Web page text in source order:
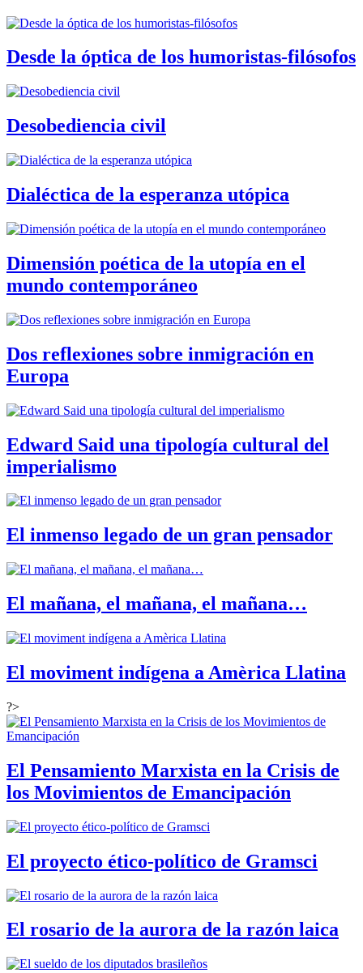
Desde la óptica de los humoristas-filósofos
Desobediencia civil
Dialéctica de la esperanza utópica
Dimensión poética de la utopía en el
mundo contemporáneo
Dos reflexiones sobre inmigración en
Europa
Edward Said una tipología cultural del
imperialismo
El inmenso legado de un gran pensador
El mañana, el mañana, el mañana…
El moviment indígena a Amèrica Llatina
?>
El Pensamiento Marxista en la Crisis de
los Movimientos de Emancipación
El proyecto ético-político de Gramsci
El rosario de la aurora de la razón laica